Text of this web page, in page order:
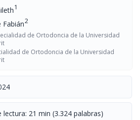
1
Fabián2
de Ortodoncia de la Universidad
de Ortodoncia de la Universidad
21 min (3.324 palabras)